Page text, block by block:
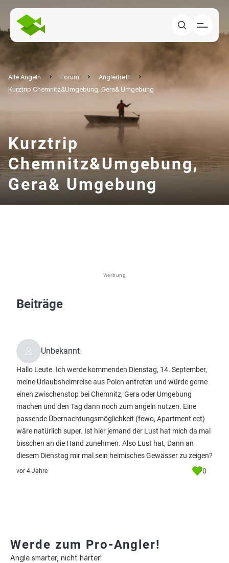
Alle Angeln Forum
Anglertreff
Kurztrip Chemnitz&Umgebung, Gera& Umgebung
Kurztrip
Chemnitz&Umgebung,
Gera& Umgebung
Werbung
Beiträge
Unbekannt
Hallo Leute. Ich werde kommenden Dienstag, 14. September,
meine Urlaubsheimreise aus Polen antreten und würde gerne
einen zwischenstop bei Chemnitz, Gera oder Umgebung
machen und den Tag dann noch zum angeln nutzen. Eine
passende Übernachtungsmöglichkeit (fewo, Apartment ect)
wäre natürlich super. Ist hier jemand der Lust hat mich da mal
bisschen an die Hand zunehmen. Also Lust hat, Dann an
diesem Dienstag mir mal sein heimisches Gewässer zu zeigen?
vor 4 Jahre 0
Werde zum Pro-Angler!
Angle smarter, nicht härter!